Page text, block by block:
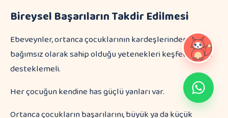
Bireysel Başarıların Takdir Edilmesi
Ebeveynler, ortanca çocuklarının kardeşlerinden
bağımsız olarak sahip olduğu yetenekleri keşfetmeli ve
desteklemeli.
Her çocuğun kendine has güçlü yanları var.
Ortanca çocukların başarılarını, büyük ya da küçük